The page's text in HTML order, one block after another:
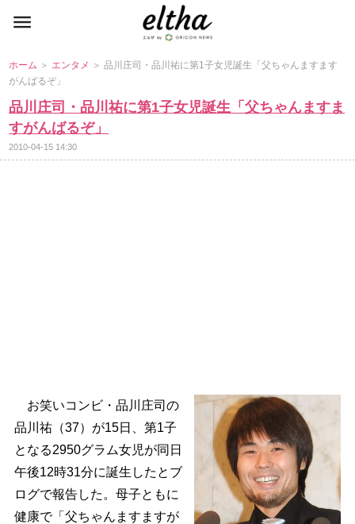
ホーム ＞ エンタメ ＞ 品川庄司・品川祐に第1子女児誕生「父ちゃんますます
がんばるぞ」
品川庄司・品川祐に第1子女児誕生「父ちゃんますま
すがんばるぞ」
2010-04-15 14:30
お笑いコンビ・品川庄司の
品川祐（37）が15日、第1子
となる2950グラム女児が同日
午後12時31分に誕生したとブ
ログで報告した。母子ともに
健康で「父ちゃんますますが